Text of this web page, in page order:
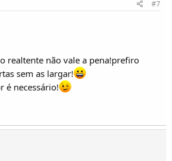
#7
realtente não vale a pena!prefiro
sem as largar!
é necessário!